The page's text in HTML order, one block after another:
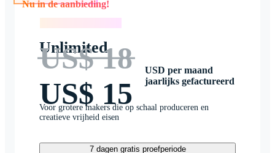
Unlimited
US$ 18
US$ 15
USD per maand
jaarlijks gefactureerd
Voor grotere makers die op schaal produceren en
creatieve vrijheid eisen
7 dagen gratis proefperiode